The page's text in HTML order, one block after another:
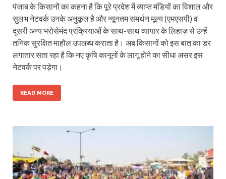
पंजाब के किसानों का कहना है कि पूरे प्रदेश में व्याप्त मंडियों का विशाल और
सुलभ नेटवर्क उनके अनुकूल है और न्यूनतम समर्थन मूल्य (एमएसपी) व
दूसरी अन्य भरोसेमंद प्रक्रियाओं के साथ-साथ व्यापार के लिहाज़ से उन्हें
तनिक सुरक्षित माहौल उपलब्ध कराता है। अब किसानों को इस बात का डर
लगातार सता रहा है कि नए कृषि कानूनों के लागू होने का सीधा असर इस
नेटवर्क पर पड़ेगा।
READ MORE